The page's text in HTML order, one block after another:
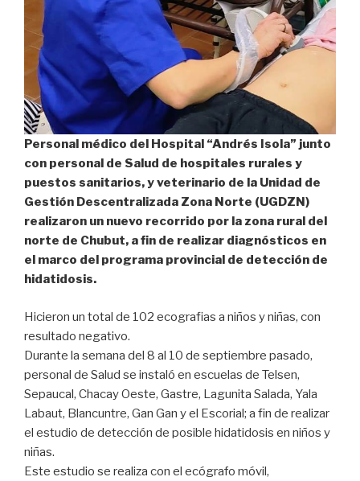
Personal médico del Hospital “Andrés Isola” junto
con personal de Salud de hospitales rurales y
puestos sanitarios, y veterinario de la Unidad de
Gestión Descentralizada Zona Norte (UGDZN)
realizaron un nuevo recorrido por la zona rural del
norte de Chubut, a fin de realizar diagnósticos en
el marco del programa provincial de detección de
hidatidosis.
Hicieron un total de 102 ecografias a niños y niñas, con
resultado negativo.
Durante la semana del 8 al 10 de septiembre pasado,
personal de Salud se instaló en escuelas de Telsen,
Sepaucal, Chacay Oeste, Gastre, Lagunita Salada, Yala
Labaut, Blancuntre, Gan Gan y el Escorial; a fin de realizar
el estudio de detección de posible hidatidosis en niños y
niñas.
Este estudio se realiza con el ecógrafo móvil,